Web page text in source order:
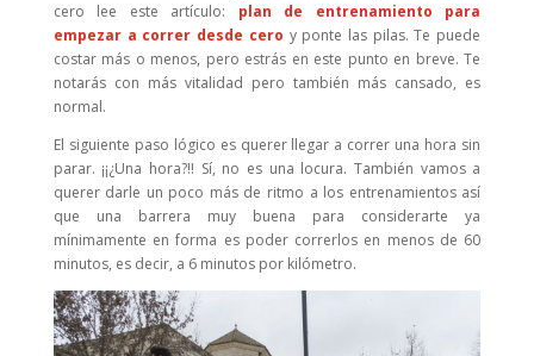
cero lee este artículo: plan de entrenamiento para
empezar a correr desde cero y ponte las pilas. Te puede
costar más o menos, pero estrás en este punto en breve. Te
notarás con más vitalidad pero también más cansado, es
normal.
El siguiente paso lógico es querer llegar a correr una hora sin
parar. ¡¡¿Una hora?!! Sí, no es una locura. También vamos a
querer darle un poco más de ritmo a los entrenamientos así
que una barrera muy buena para considerarte ya
mínimamente en forma es poder correrlos en menos de 60
minutos, es decir, a 6 minutos por kilómetro.